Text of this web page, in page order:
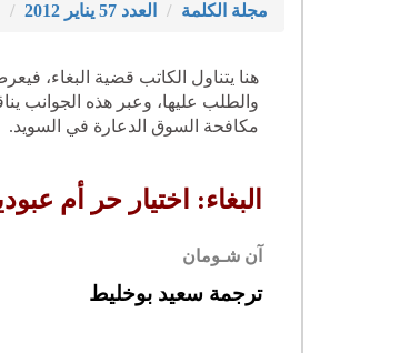
مجلة الكلمة العدد 57 يناير 2012
هنا يتناول الكاتب قضية البغاء،
والطلب عليها، وعبر هذه الجوانب
مكافحة السوق الدعارة في السويد.
البغاء: اختيار حر أم
آن شـومان
ترجمة سعيد بوخليط